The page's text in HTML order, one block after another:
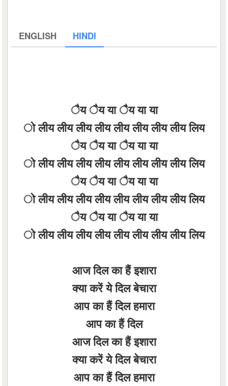
ENGLISH HINDI
ैय ैय या ैय या या
ो लीय लीय लीय लीय लीय लीय लीय लीय लिय
ैय ैय या ैय या या
ो लीय लीय लीय लीय लीय लीय लीय लीय लिय
ैय ैय या ैय या या
ो लीय लीय लीय लीय लीय लीय लीय लीय लिय
ैय ैय या ैय या या
ो लीय लीय लीय लीय लीय लीय लीय लीय लिय
आज दिल का हैं इशारा
क्या करें ये दिल बेचारा
आप का हैं दिल हमारा
आप का हैं दिल
आज दिल का हैं इशारा
क्या करें ये दिल बेचारा
आप का हैं दिल हमारा